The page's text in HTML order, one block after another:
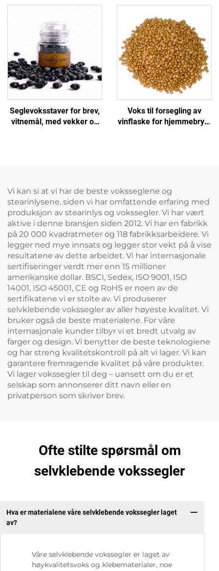
hjemmedekor, avspenning
julogaver
Seglevoksstaver for brev,
vitnemål, med vekker og
Voks til forsegling av
vinflaske for hjemmebryg,
Vi kan si at vi har de beste voksseglene og
stearinlysene, siden vi har omfattende erfaring med
produksjon av stearinlys og vokssegler. Vi har vært
aktive i denne bransjen siden 2012. Vi har en fabrikk
på 20 000 kvadratmeter og 118 fabrikksarbeidere. Vi
legger ned mye innsats og legger stor vekt på å vise
resultatene av dette arbeidet. Vi har internasjonale
sertifiseringer verdt mer enn 15 millioner
amerikanske dollar. BSCI, Sedex, ISO 9001, ISO
14001, ISO 45001, CE og RoHS er noen av de
sertifikatene vi er stolte av. Vi produserer
selvklebende vokssegler av aller høyeste kvalitet. Vi
bruker også de beste materialene. For våre
internasjonale kunder tilbyr vi et bredt utvalg av
farger og design. Vi benytter de beste teknologiene
og har streng kvalitetskontroll på alt vi lager. Vi kan
garantere fremragende kvalitet på våre produkter.
Vi lager vokssegler til deg – uansett om du er et
selskap som annonserer ditt navn eller en
privatperson som skriver brev.
Ofte stilte spørsmål om
selvklebende vokssegler
Hva er materialene våre selvklebende vokssegler laget
av?
Våre selvklebende vokssegler er laget av
høykvalitetsvoks og klebematerialer, noe